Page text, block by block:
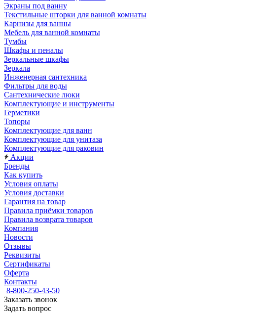
Экраны под ванну
Текстильные шторки для ванной комнаты
Карнизы для ванны
Мебель для ванной комнаты
Тумбы
Шкафы и пеналы
Зеркальные шкафы
Зеркала
Инженерная сантехника
Фильтры для воды
Сантехнические люки
Комплектующие и инструменты
Герметики
Топоры
Комплектующие для ванн
Комплектующие для унитаза
Комплектующие для раковин
Акции
Бренды
Как купить
Условия оплаты
Условия доставки
Гарантия на товар
Правила приёмки товаров
Правила возврата товаров
Компания
Новости
Отзывы
Реквизиты
Сертификаты
Оферта
Контакты
8-800-250-43-50
Заказать звонок
Задать вопрос